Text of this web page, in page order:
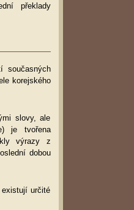
překlady
současných
korejského
slovy, ale
je tvořena
výrazy z
dobou
určité